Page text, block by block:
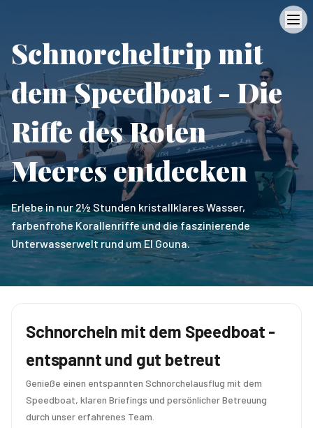
Schnorcheltrip mit
dem Speedboat - Die
Riffe des Roten
Meeres entdecken
Erlebe in nur 2½ Stunden kristallklares Wasser,
farbenfrohe Korallenriffe und die faszinierende
Unterwasserwelt rund um El Gouna.
Schnorcheln mit dem Speedboat -
entspannt und gut betreut
Genieße einen entspannten Schnorchelausflug mit dem
Speedboat, klaren Briefings und persönlicher Betreuung
durch unser erfahrenes Team.